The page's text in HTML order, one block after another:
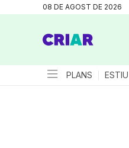
08 DE AGOST DE 2026
PLANS ESTIU